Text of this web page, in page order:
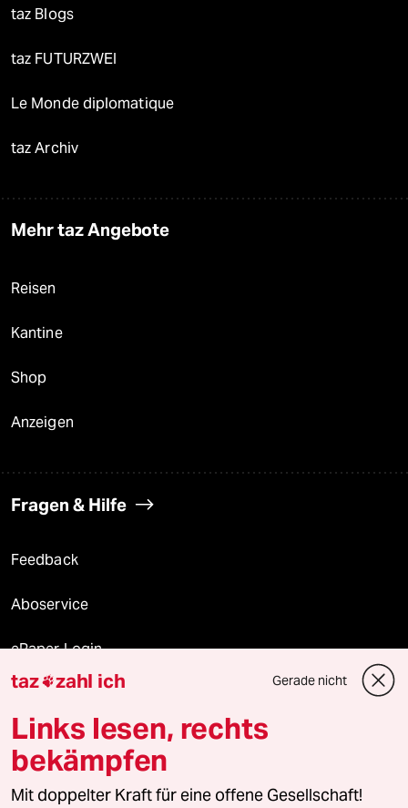
taz Blogs
taz FUTURZWEI
Le Monde diplomatique
taz Archiv
Mehr taz Angebote
Reisen
Kantine
Shop
Anzeigen
Fragen & Hilfe
Feedback
Aboservice
ePaper Login
Downloads für Abonnierende
© 2026 taz Verlags und Vertriebs GmbH
Alle Rechte vorbehalten. Bei rechtlichen Fragen oder für Genehmigungen
taz zahl ich Gerade nicht
Links lesen, rechts
bekämpfen
Mit doppelter Kraft für eine offene Gesellschaft!